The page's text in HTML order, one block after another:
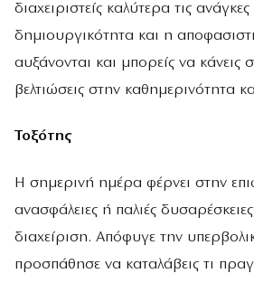
διαχειριστείς καλύτερα τις
δημιουργικότητα και η
αυξάνονται και μπορείς να κάνεις
βελτιώσεις στην καθημερινότητα
Τοξότης
Η σημερινή ημέρα φέρνει στην
ανασφάλειες ή παλιές
διαχείριση. Απόφυγε την
προσπάθησε να καταλάβεις τι